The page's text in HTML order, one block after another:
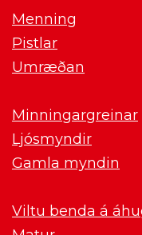
Menning
Pistlar
Umræðan
Minningargreinar
Ljósmyndir
Gamla myndin
Viltu benda á